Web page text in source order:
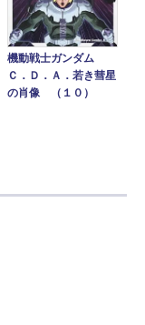
機動戦士ガンダム
Ｃ．Ｄ．Ａ．若き彗星
の肖像 （１０）